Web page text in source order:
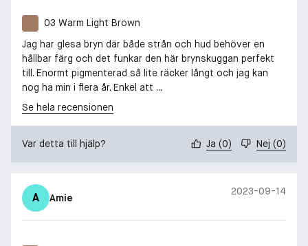
03 Warm Light Brown
Jag har glesa bryn där både strån och hud behöver en
hållbar färg och det funkar den här brynskuggan perfekt
till. Enormt pigmenterad så lite räcker långt och jag kan
nog ha min i flera år. Enkel att ...
Se hela recensionen
Var detta till hjälp? Ja (0) Nej (0)
A Amie
2023-09-14